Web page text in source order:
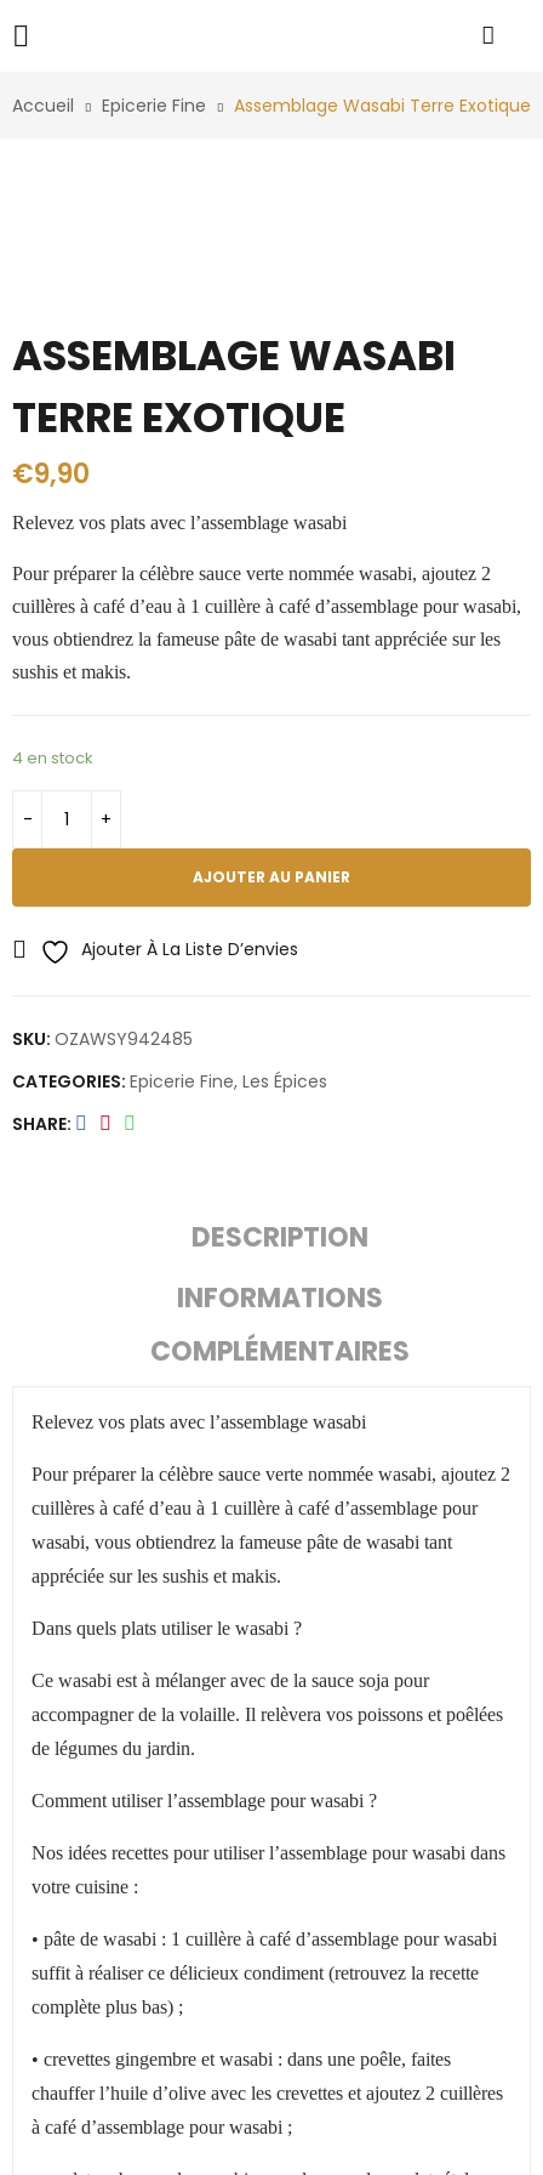
Accueil Epicerie Fine Assemblage Wasabi Terre Exotique
ASSEMBLAGE WASABI
TERRE EXOTIQUE
€9,90
Relevez vos plats avec l’assemblage wasabi
Pour préparer la célèbre sauce verte nommée wasabi, ajoutez 2
cuillères à café d’eau à 1 cuillère à café d’assemblage pour wasabi,
vous obtiendrez la fameuse pâte de wasabi tant appréciée sur les
sushis et makis.
4 en stock
AJOUTER AU PANIER
Ajouter À La Liste D’envies
SKU: OZAWSY942485
CATEGORIES: Epicerie Fine, Les Épices
SHARE
DESCRIPTION
INFORMATIONS
COMPLÉMENTAIRES
Relevez vos plats avec l’assemblage wasabi
Pour préparer la célèbre sauce verte nommée wasabi, ajoutez 2
cuillères à café d’eau à 1 cuillère à café d’assemblage pour
wasabi, vous obtiendrez la fameuse pâte de wasabi tant
appréciée sur les sushis et makis.
Dans quels plats utiliser le wasabi ?
Ce wasabi est à mélanger avec de la sauce soja pour
accompagner de la volaille. Il relèvera vos poissons et poêlées
de légumes du jardin.
Comment utiliser l’assemblage pour wasabi ?
Nos idées recettes pour utiliser l’assemblage pour wasabi dans
votre cuisine :
• pâte de wasabi : 1 cuillère à café d’assemblage pour wasabi
suffit à réaliser ce délicieux condiment (retrouvez la recette
complète plus bas) ;
• crevettes gingembre et wasabi : dans une poêle, faites
chauffer l’huile d’olive avec les crevettes et ajoutez 2 cuillères
à café d’assemblage pour wasabi ;